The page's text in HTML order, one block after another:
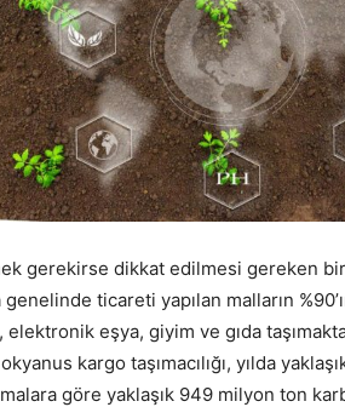
gerekirse dikkat edilmesi gereken
genelinde ticareti yapılan malların
eşya, giyim ve gıda
kargo taşımacılığı, yılda
göre yaklaşık 949 milyon ton